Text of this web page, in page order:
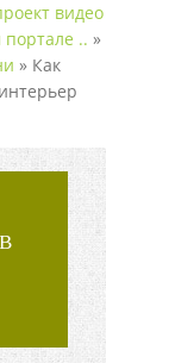
видео
.. »
» Как